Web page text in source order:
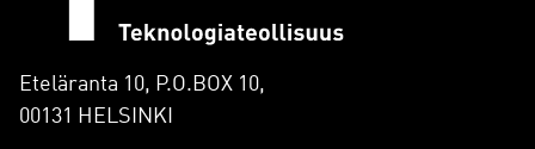
Eteläranta 10, P.O.BOX 10,
00131 HELSINKI